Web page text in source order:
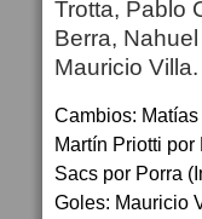
Trotta, Pablo
Berra,
Mauricio
Cambios:
Martín Priotti
Sacs por Porra
Goles: Mauricio